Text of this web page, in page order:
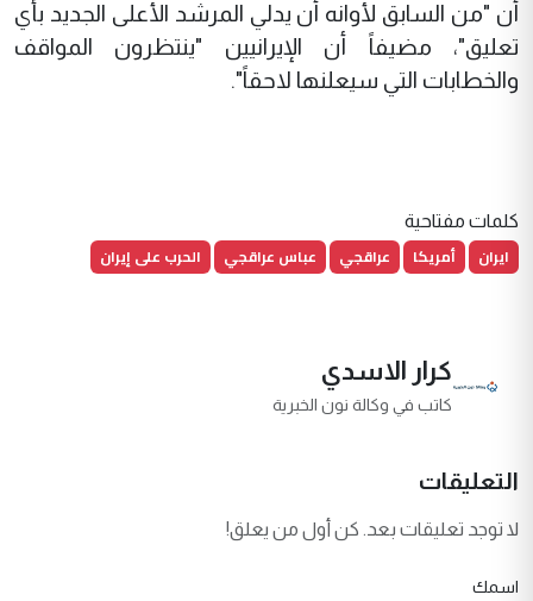
أن "من السابق لأوانه أن يدلي المرشد الأعلى الجديد بأي
تعليق"، مضيفاً أن الإيرانيين "ينتظرون المواقف
والخطابات التي سيعلنها لاحقاً".
كلمات مفتاحية
ايران أمريكا عراقجي عباس عراقجي الحرب على إيران
كرار الاسدي
كاتب في وكالة نون الخبرية
التعليقات
لا توجد تعليقات بعد. كن أول من يعلق!
اسمك